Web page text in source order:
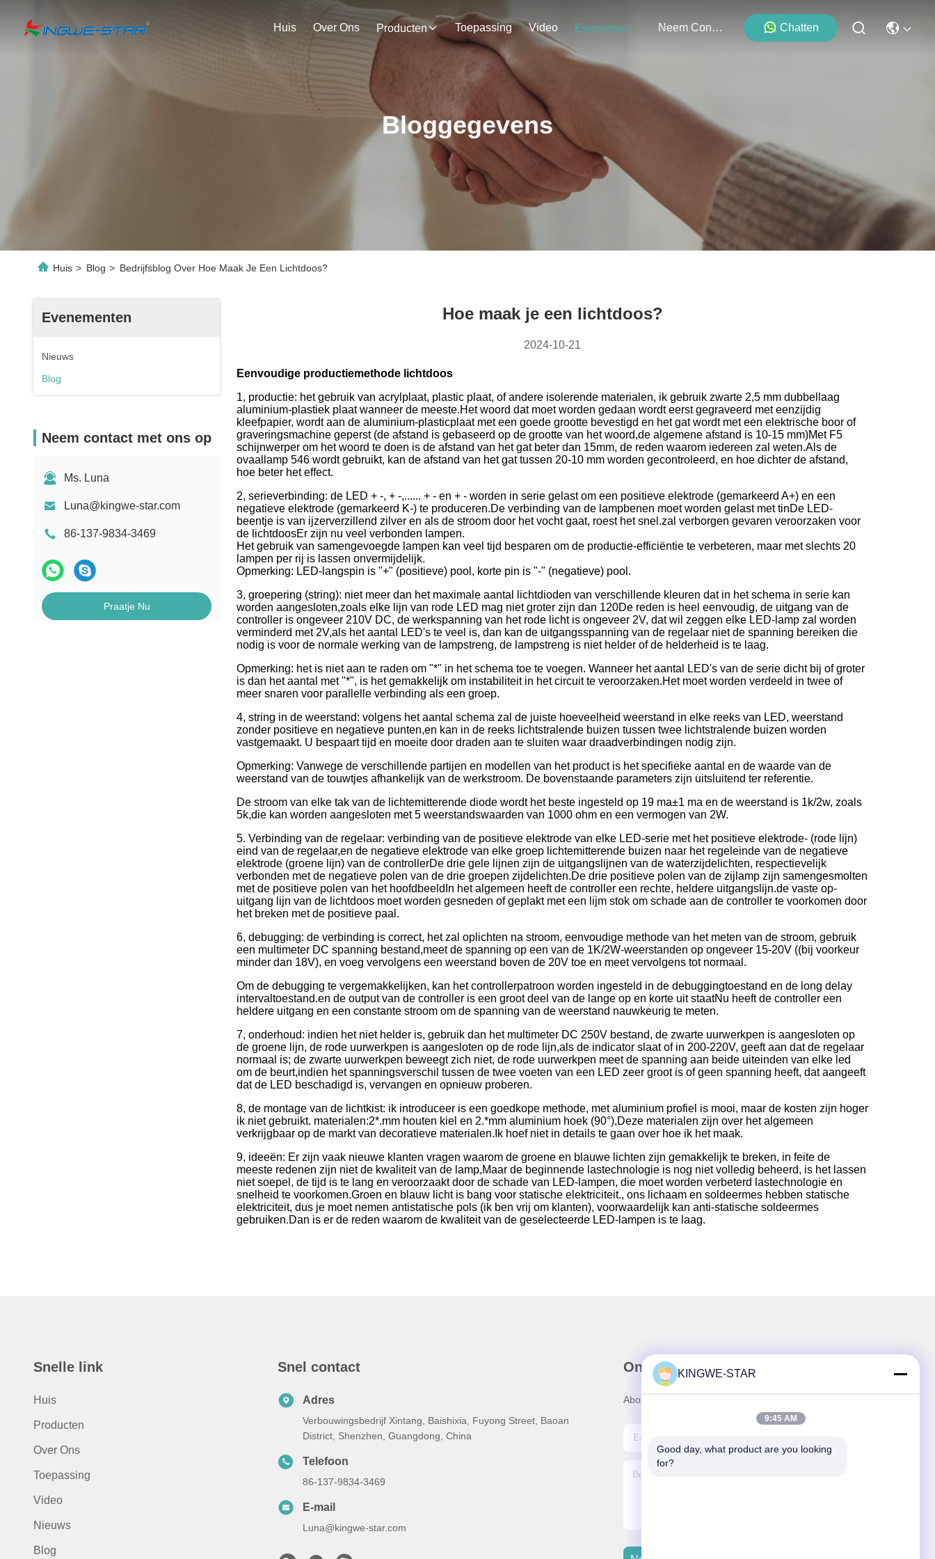
Huis Over Ons Producten Toepassing Video Evenementen Neem Contact Met Ons Op Chatten
Bloggegevens
Huis > Blog > Bedrijfsblog Over Hoe Maak Je Een Lichtdoos?
Evenementen
Nieuws
Blog
Neem contact met ons op
Ms. Luna
Luna@kingwe-star.com
86-137-9834-3469
Praatje Nu
Hoe maak je een lichtdoos?
2024-10-21
Eenvoudige productiemethode lichtdoos
1, productie: het gebruik van acrylplaat, plastic plaat, of andere isolerende materialen, ik gebruik zwarte 2,5 mm dubbellaag
aluminium-plastiek plaat wanneer de meeste.Het woord dat moet worden gedaan wordt eerst gegraveerd met eenzijdig
kleefpapier, wordt aan de aluminium-plasticplaat met een goede grootte bevestigd en het gat wordt met een elektrische boor of
graveringsmachine geperst (de afstand is gebaseerd op de grootte van het woord,de algemene afstand is 10-15 mm)Met F5
schijnwerper om het woord te doen is de afstand van het gat beter dan 15mm, de reden waarom iedereen zal weten.Als de
ovaallamp 546 wordt gebruikt, kan de afstand van het gat tussen 20-10 mm worden gecontroleerd, en hoe dichter de afstand,
hoe beter het effect.
2, serieverbinding: de LED + -, + -,...... + - en + - worden in serie gelast om een positieve elektrode (gemarkeerd A+) en een
negatieve elektrode (gemarkeerd K-) te produceren.De verbinding van de lampbenen moet worden gelast met tinDe LED-
beentje is van ijzerverzillend zilver en als de stroom door het vocht gaat, roest het snel.zal verborgen gevaren veroorzaken voor
de lichtdoosEr zijn nu veel verbonden lampen.
Het gebruik van samengevoegde lampen kan veel tijd besparen om de productie-efficiëntie te verbeteren, maar met slechts 20
lampen per rij is lassen onvermijdelijk.
Opmerking: LED-langspin is "+" (positieve) pool, korte pin is "-" (negatieve) pool.
3, groepering (string): niet meer dan het maximale aantal lichtdioden van verschillende kleuren dat in het schema in serie kan
worden aangesloten,zoals elke lijn van rode LED mag niet groter zijn dan 120De reden is heel eenvoudig, de uitgang van de
controller is ongeveer 210V DC, de werkspanning van het rode licht is ongeveer 2V, dat wil zeggen elke LED-lamp zal worden
verminderd met 2V,als het aantal LED's te veel is, dan kan de uitgangsspanning van de regelaar niet de spanning bereiken die
nodig is voor de normale werking van de lampstreng, de lampstreng is niet helder of de helderheid is te laag.
Opmerking: het is niet aan te raden om "*" in het schema toe te voegen. Wanneer het aantal LED's van de serie dicht bij of groter
is dan het aantal met "*", is het gemakkelijk om instabiliteit in het circuit te veroorzaken.Het moet worden verdeeld in twee of
meer snaren voor parallelle verbinding als een groep.
4, string in de weerstand: volgens het aantal schema zal de juiste hoeveelheid weerstand in elke reeks van LED, weerstand
zonder positieve en negatieve punten,en kan in de reeks lichtstralende buizen tussen twee lichtstralende buizen worden
vastgemaakt. U bespaart tijd en moeite door draden aan te sluiten waar draadverbindingen nodig zijn.
Opmerking: Vanwege de verschillende partijen en modellen van het product is het specifieke aantal en de waarde van de
weerstand van de touwtjes afhankelijk van de werkstroom. De bovenstaande parameters zijn uitsluitend ter referentie.
De stroom van elke tak van de lichtemitterende diode wordt het beste ingesteld op 19 ma±1 ma en de weerstand is 1k/2w, zoals
5k,die kan worden aangesloten met 5 weerstandswaarden van 1000 ohm en een vermogen van 2W.
5. Verbinding van de regelaar: verbinding van de positieve elektrode van elke LED-serie met het positieve elektrode- (rode lijn)
eind van de regelaar,en de negatieve elektrode van elke groep lichtemitterende buizen naar het regeleinde van de negatieve
elektrode (groene lijn) van de controllerDe drie gele lijnen zijn de uitgangslijnen van de waterzijdelichten, respectievelijk
verbonden met de negatieve polen van de drie groepen zijdelichten.De drie positieve polen van de zijlamp zijn samengesmolten
met de positieve polen van het hoofdbeeldIn het algemeen heeft de controller een rechte, heldere uitgangslijn.de vaste op-
uitgang lijn van de lichtdoos moet worden gesneden of geplakt met een lijm stok om schade aan de controller te voorkomen door
het breken met de positieve paal.
6, debugging: de verbinding is correct, het zal oplichten na stroom, eenvoudige methode van het meten van de stroom, gebruik
een multimeter DC spanning bestand,meet de spanning op een van de 1K/2W-weerstanden op ongeveer 15-20V ((bij voorkeur
minder dan 18V), en voeg vervolgens een weerstand boven de 20V toe en meet vervolgens tot normaal.
Om de debugging te vergemakkelijken, kan het controllerpatroon worden ingesteld in de debuggingtoestand en de long delay
intervaltoestand.en de output van de controller is een groot deel van de lange op en korte uit staatNu heeft de controller een
heldere uitgang en een constante stroom om de spanning van de weerstand nauwkeurig te meten.
7, onderhoud: indien het niet helder is, gebruik dan het multimeter DC 250V bestand, de zwarte uurwerkpen is aangesloten op
de groene lijn, de rode uurwerkpen is aangesloten op de rode lijn,als de indicator slaat of in 200-220V, geeft aan dat de regelaar
normaal is; de zwarte uurwerkpen beweegt zich niet, de rode uurwerkpen meet de spanning aan beide uiteinden van elke led
om de beurt,indien het spanningsverschil tussen de twee voeten van een LED zeer groot is of geen spanning heeft, dat aangeeft
dat de LED beschadigd is, vervangen en opnieuw proberen.
8, de montage van de lichtkist: ik introduceer is een goedkope methode, met aluminium profiel is mooi, maar de kosten zijn hoger
ik niet gebruikt. materialen:2*.mm houten kiel en 2.*mm aluminium hoek (90°),Deze materialen zijn over het algemeen
verkrijgbaar op de markt van decoratieve materialen.Ik hoef niet in details te gaan over hoe ik het maak.
9, ideeën: Er zijn vaak nieuwe klanten vragen waarom de groene en blauwe lichten zijn gemakkelijk te breken, in feite de
meeste redenen zijn niet de kwaliteit van de lamp,Maar de beginnende lastechnologie is nog niet volledig beheerd, is het lassen
niet soepel, de tijd is te lang en veroorzaakt door de schade van LED-lampen, die moet worden verbeterd lastechnologie en
snelheid te voorkomen.Groen en blauw licht is bang voor statische elektriciteit., ons lichaam en soldeermes hebben statische
elektriciteit, dus je moet nemen antistatische pols (ik ben vrij om klanten), voorwaardelijk kan anti-statische soldeermes
gebruiken.Dan is er de reden waarom de kwaliteit van de geselecteerde LED-lampen is te laag.
Snelle link
Huis
Producten
Over Ons
Toepassing
Video
Nieuws
Blog
Snel contact
Adres
Verbouwingsbedrijf Xintang, Baishixia, Fuyong Street, Baoan
District, Shenzhen, Guangdong, China
Telefoon
86-137-9834-3469
E-mail
Luna@kingwe-star.com
Onze Nieuwsbrief
Abonneer u op onze nieuwsbrief voor kortingen en meer.
KINGWE-STAR
9:45 AM
Good day, what product are you looking
for?